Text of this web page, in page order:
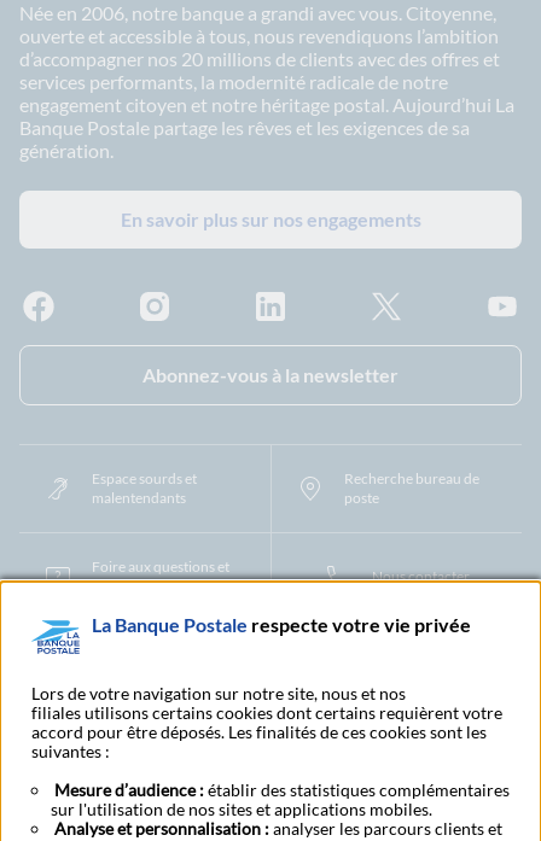
Née en 2006, notre banque a grandi avec vous. Citoyenne,
ouverte et accessible à tous, nous revendiquons l’ambition
d’accompagner nos 20 millions de clients avec des offres et
services performants, la modernité radicale de notre
engagement citoyen et notre héritage postal. Aujourd’hui La
Banque Postale partage les rêves et les exigences de sa
génération.
En savoir plus sur nos engagements
Abonnez-vous à la newsletter
Espace sourds et
malentendants
Recherche bureau de
poste
Foire aux questions et
centre d'aide
Nous contacter
Protection des Données à Caractère PersonnelFiliales et partenaires
CookiesGestion des cookiesActualiser vos informations
Contestation et réclamation Coordonnées Centres Financiers
Alertes fraudes et points de vigilance Actualités réglementaires CGU
Aide navigateur et systèmes d'exploitation
Vider le cache de votre navigateurLexique Aide et accessibilité
La Banque Postale respecte votre vie privée
Lors de votre navigation sur notre site, nous et nos
filiales utilisons certains cookies dont certains requièrent votre
accord pour être déposés. Les finalités de ces cookies sont les
suivantes :
Mesure d’audience :établir des statistiques complémentaires
sur l'utilisation de nos sites et applications mobiles.
Analyse et personnalisation :analyser les parcours clients et